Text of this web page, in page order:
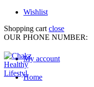
Wishlist
Shopping cart close
OUR PHONE NUMBER:
My account
Home